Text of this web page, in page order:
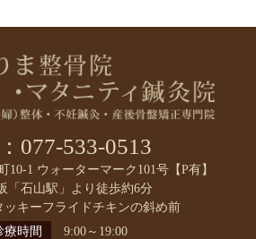
077-533-0513
10-1 ウォーターマーク101号【P有】
「石山駅」より徒歩約6分
ッキーフライドチキンの斜め前
療時間
9:00～19:00